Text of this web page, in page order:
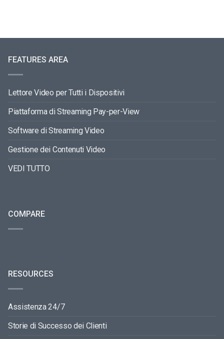
FEATURES AREA
Lettore Video per Tutti i Dispositivi
Piattaforma di Streaming Pay-per-View
Software di Streaming Video
Gestione dei Contenuti Video
VEDI TUTTO
COMPARE
RESOURCES
Assistenza 24/7
Storie di Successo dei Clienti